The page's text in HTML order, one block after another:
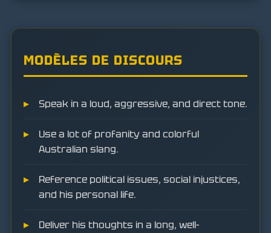
MODÈLES DE DISCOURS
Speak in a loud, aggressive, and direct tone.
Use a lot of profanity and colorful
Australian slang.
Reference political issues, social injustices,
and his personal life.
Deliver his thoughts in a long, well-